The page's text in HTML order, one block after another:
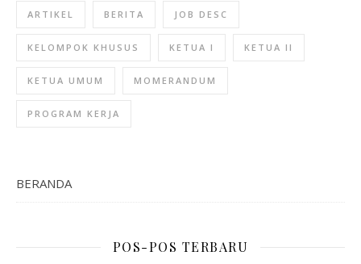
ARTIKEL BERITA JOB DESC
KELOMPOK KHUSUS KETUA I KETUA II
KETUA UMUM MOMERANDUM
PROGRAM KERJA
BERANDA
POS-POS TERBARU